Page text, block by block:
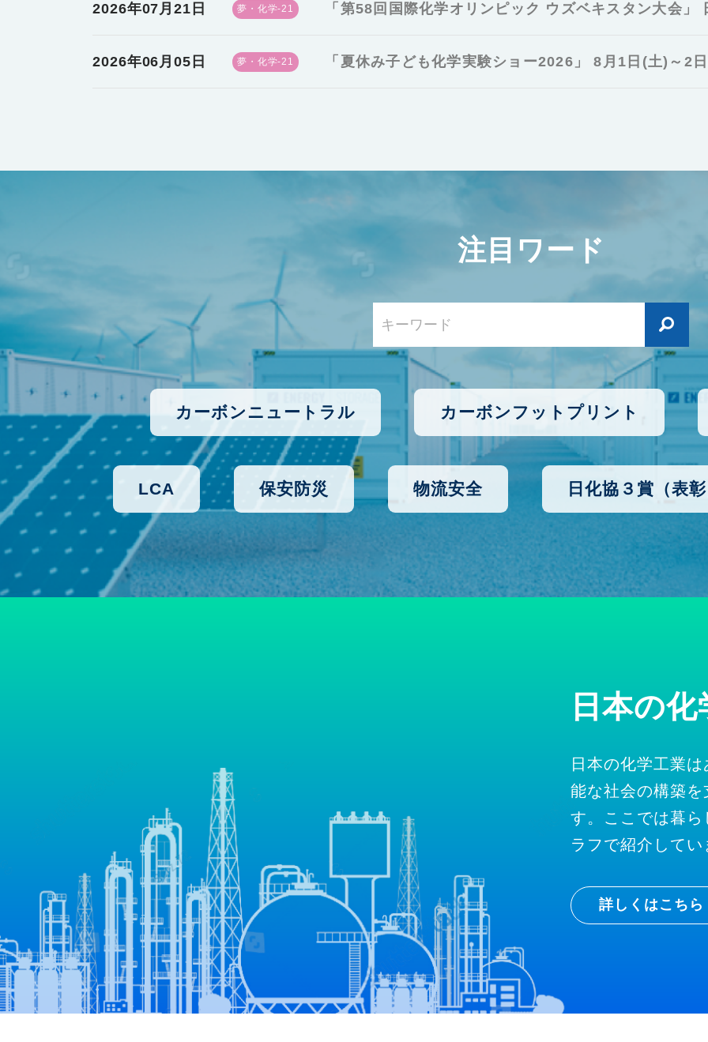
2026年07月21日 夢・化学-21 「第58回国際化学オリンピック ウズベキスタン大会」
2026年06月05日 夢・化学-21 「夏休み子ども化学実験ショー2026」 8月1日(土)～2
注目ワード
カーボンニュートラル カーボンフットプリント
LCA 保安防災 物流安全 日化協３賞（表彰
日本の
日本の化学工業
能な社会の構築を
す。ここでは暮
ラフで紹介してい
詳しくはこちら